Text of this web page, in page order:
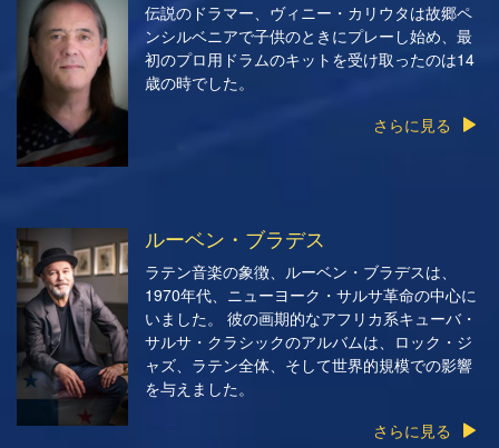
伝説のドラマー、ヴィニー・カリウタは故郷ペ
ンシルベニアで子供のときにプレーし始め、最
初のプロ用ドラムのキットを受け取ったのは14
歳の時でした。
さらに見る
ルーベン・ブラデス
ラテン音楽の象徴、ルーベン・ブラデスは、
1970年代、ニューヨーク・サルサ革命の中心に
いました。 彼の画期的なアフリカ系キューバ・
サルサ・クラシックのアルバムは、ロック・ジ
ャズ、ラテン全体、そして世界的規模での影響
を与えました。
さらに見る